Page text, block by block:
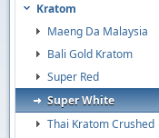
Kratom
Maeng Da Malaysia
Bali Gold Kratom
Super Red
Super White
Thai Kratom Crushed